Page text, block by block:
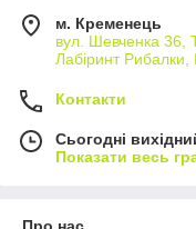
м. Кременець
вул. Шевченка 36,
Лабіринт
Контакти
Сьогодні
Показати весь
Про нас